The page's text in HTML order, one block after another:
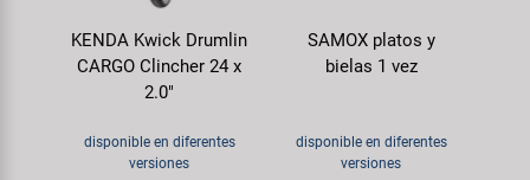
KENDA Kwick Drumlin
CARGO Clincher 24 x
2.0"
disponible en diferentes
versiones
SAMOX platos y
bielas 1 vez
disponible en diferentes
versiones